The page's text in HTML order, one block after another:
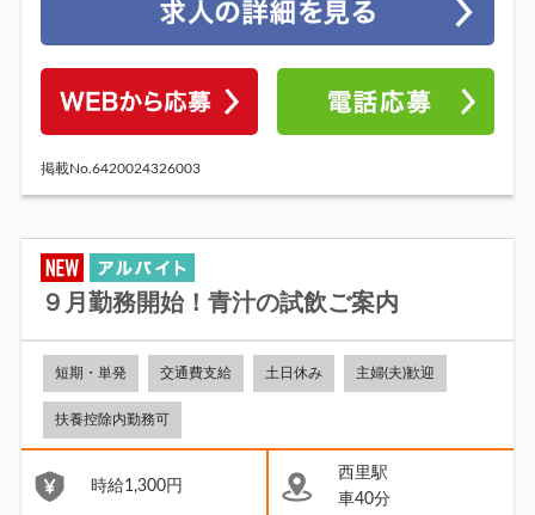
掲載No.6420024326003
９月勤務開始！青汁の試飲ご案内
短期・単発 交通費支給 土日休み 主婦(夫)歓迎
扶養控除内勤務可
時給1,300円
西里駅
車40分